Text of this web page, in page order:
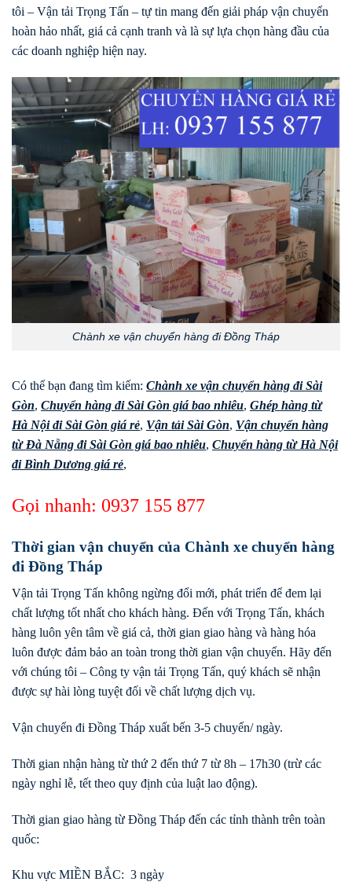
tôi – Vận tải Trọng Tấn – tự tin mang đến giải pháp vận chuyển
hoàn hảo nhất, giá cả cạnh tranh và là sự lựa chọn hàng đầu của
các doanh nghiệp hiện nay.
Chành xe vận chuyển hàng đi Đồng Tháp
Có thể bạn đang tìm kiếm: Chành xe vận chuyển hàng đi Sài
Gòn, Chuyển hàng đi Sài Gòn giá bao nhiêu, Ghép hàng từ
Hà Nội đi Sài Gòn giá rẻ, Vận tải Sài Gòn, Vận chuyển hàng
từ Đà Nẵng đi Sài Gòn giá bao nhiêu, Chuyển hàng từ Hà Nội
đi Bình Dương giá rẻ,
Gọi nhanh: 0937 155 877
Thời gian vận chuyển của Chành xe chuyển hàng
đi Đồng Tháp
Vận tải Trọng Tấn không ngừng đổi mới, phát triển để đem lại
chất lượng tốt nhất cho khách hàng. Đến với Trọng Tấn, khách
hàng luôn yên tâm về giá cả, thời gian giao hàng và hàng hóa
luôn được đảm bảo an toàn trong thời gian vận chuyển. Hãy đến
với chúng tôi – Công ty vận tải Trọng Tấn, quý khách sẽ nhận
được sự hài lòng tuyệt đối về chất lượng dịch vụ.
Vận chuyển đi Đồng Tháp xuất bến 3-5 chuyến/ ngày.
Thời gian nhận hàng từ thứ 2 đến thứ 7 từ 8h – 17h30 (trừ các
ngày nghỉ lễ, tết theo quy định của luật lao động).
Thời gian giao hàng từ Đồng Tháp đến các tỉnh thành trên toàn
quốc:
Khu vực MIỀN BẮC: 3 ngày